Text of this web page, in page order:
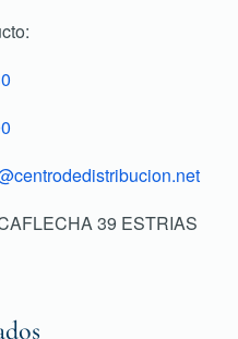
39 ESTRIAS